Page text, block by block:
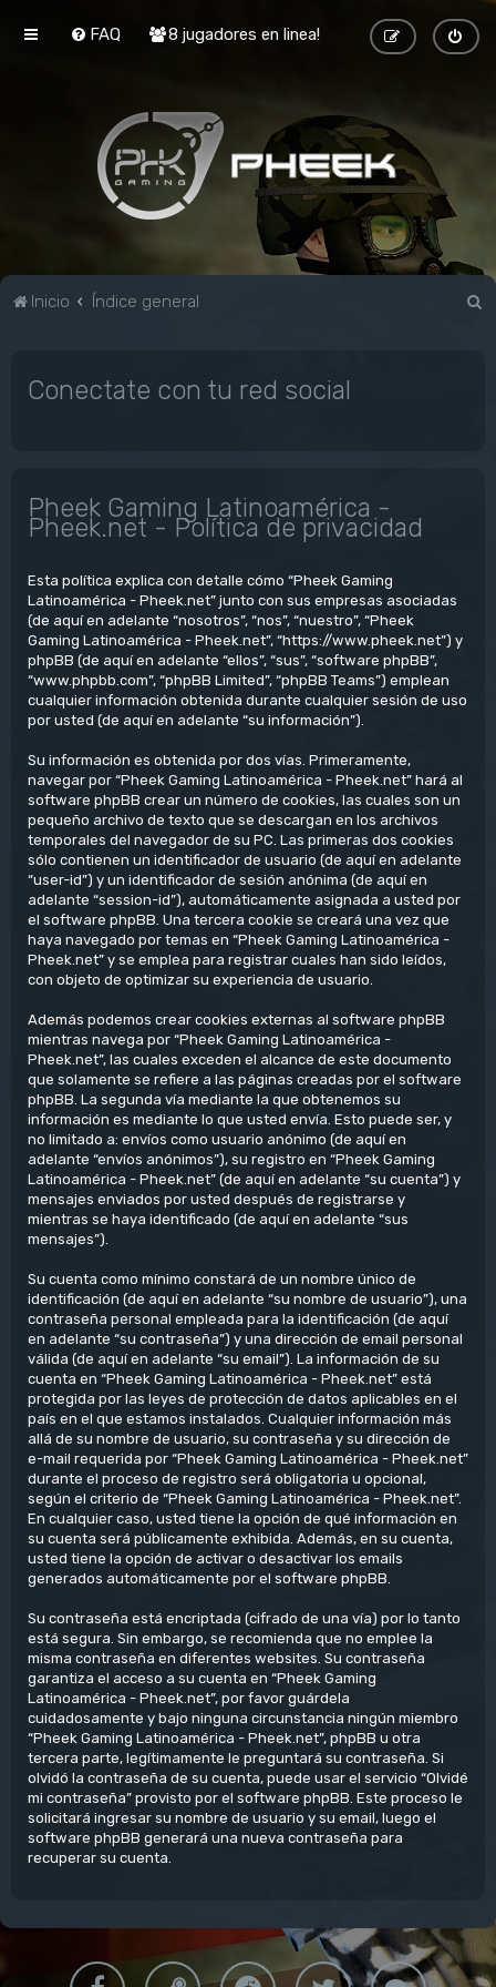
FAQ 8 jugadores en linea!
Inicio Índice general
Conectate con tu red social
Pheek Gaming Latinoamérica -
Pheek.net - Política de privacidad
Esta política explica con detalle cómo “Pheek Gaming
Latinoamérica - Pheek.net” junto con sus empresas asociadas
(de aquí en adelante “nosotros”, “nos”, “nuestro”, “Pheek
Gaming Latinoamérica - Pheek.net”, “https://www.pheek.net”) y
phpBB (de aquí en adelante “ellos”, “sus”, “software phpBB”,
“www.phpbb.com”, “phpBB Limited”, “phpBB Teams”) emplean
cualquier información obtenida durante cualquier sesión de uso
por usted (de aquí en adelante “su información”).
Su información es obtenida por dos vías. Primeramente,
navegar por “Pheek Gaming Latinoamérica - Pheek.net” hará al
software phpBB crear un número de cookies, las cuales son un
pequeño archivo de texto que se descargan en los archivos
temporales del navegador de su PC. Las primeras dos cookies
sólo contienen un identificador de usuario (de aquí en adelante
“user-id”) y un identificador de sesión anónima (de aquí en
adelante “session-id”), automáticamente asignada a usted por
el software phpBB. Una tercera cookie se creará una vez que
haya navegado por temas en “Pheek Gaming Latinoamérica -
Pheek.net” y se emplea para registrar cuales han sido leídos,
con objeto de optimizar su experiencia de usuario.
Además podemos crear cookies externas al software phpBB
mientras navega por “Pheek Gaming Latinoamérica -
Pheek.net”, las cuales exceden el alcance de este documento
que solamente se refiere a las páginas creadas por el software
phpBB. La segunda vía mediante la que obtenemos su
información es mediante lo que usted envía. Esto puede ser, y
no limitado a: envíos como usuario anónimo (de aquí en
adelante “envíos anónimos”), su registro en “Pheek Gaming
Latinoamérica - Pheek.net” (de aquí en adelante “su cuenta”) y
mensajes enviados por usted después de registrarse y
mientras se haya identificado (de aquí en adelante “sus
mensajes”).
Su cuenta como mínimo constará de un nombre único de
identificación (de aquí en adelante “su nombre de usuario”), una
contraseña personal empleada para la identificación (de aquí
en adelante “su contraseña”) y una dirección de email personal
válida (de aquí en adelante “su email”). La información de su
cuenta en “Pheek Gaming Latinoamérica - Pheek.net” está
protegida por las leyes de protección de datos aplicables en el
país en el que estamos instalados. Cualquier información más
allá de su nombre de usuario, su contraseña y su dirección de
e-mail requerida por “Pheek Gaming Latinoamérica - Pheek.net”
durante el proceso de registro será obligatoria u opcional,
según el criterio de “Pheek Gaming Latinoamérica - Pheek.net”.
En cualquier caso, usted tiene la opción de qué información en
su cuenta será públicamente exhibida. Además, en su cuenta,
usted tiene la opción de activar o desactivar los emails
generados automáticamente por el software phpBB.
Su contraseña está encriptada (cifrado de una vía) por lo tanto
está segura. Sin embargo, se recomienda que no emplee la
misma contraseña en diferentes websites. Su contraseña
garantiza el acceso a su cuenta en “Pheek Gaming
Latinoamérica - Pheek.net”, por favor guárdela
cuidadosamente y bajo ninguna circunstancia ningún miembro
“Pheek Gaming Latinoamérica - Pheek.net”, phpBB u otra
tercera parte, legítimamente le preguntará su contraseña. Si
olvidó la contraseña de su cuenta, puede usar el servicio “Olvidé
mi contraseña” provisto por el software phpBB. Este proceso le
solicitará ingresar su nombre de usuario y su email, luego el
software phpBB generará una nueva contraseña para
recuperar su cuenta.